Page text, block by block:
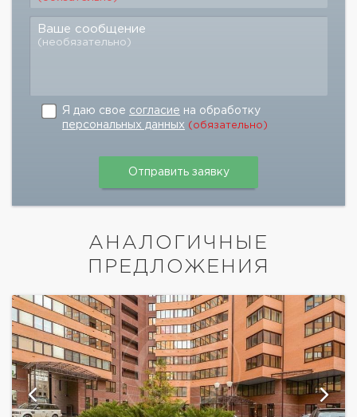
Ваше сообщение
(необязательно)
Я даю свое согласие на обработку
персональных данных (обязательно)
АНАЛОГИЧНЫЕ
ПРЕДЛОЖЕНИЯ